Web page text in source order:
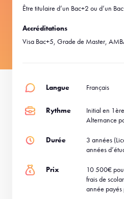
Être titulaire d’un Bac+2 ou d’un
Accréditations
Visa Bac+5, Grade de Master,
Langue Français
Rythme
Initial en
Alternance
Durée
3 années
années
Prix
10 500€
frais de
année